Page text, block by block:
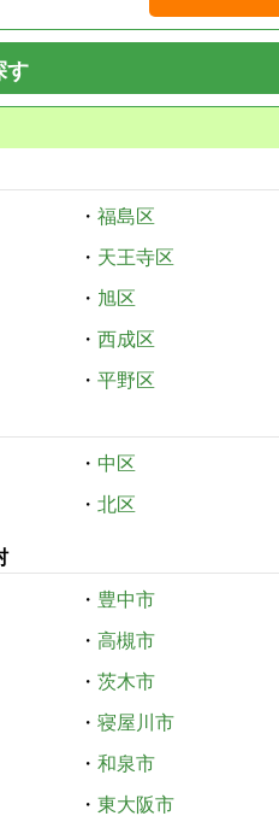
す
・ 福島区
・ 天王寺区
・ 旭区
・ 西成区
・ 平野区
・ 中区
・ 北区
・ 豊中市
・ 高槻市
・ 茨木市
・ 寝屋川市
・ 和泉市
・ 東大阪市